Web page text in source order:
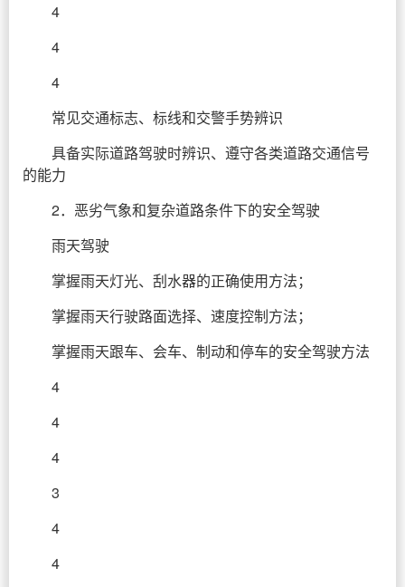
4
4
4
常见交通标志、标线和交警手势辨识
具备实际道路驾驶时辨识、遵守各类道路交通信号
的能力
2．恶劣气象和复杂道路条件下的安全驾驶
雨天驾驶
掌握雨天灯光、刮水器的正确使用方法；
掌握雨天行驶路面选择、速度控制方法；
掌握雨天跟车、会车、制动和停车的安全驾驶方法
4
4
4
3
4
4